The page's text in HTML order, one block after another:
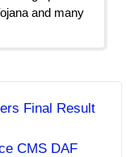
and many
Final Result
CMS DAF